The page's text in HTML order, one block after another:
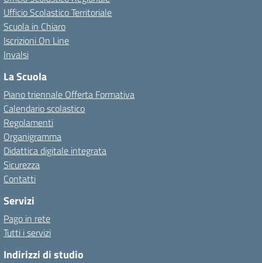
Ufficio Scolastico Territoriale
Scuola in Chiaro
Iscrizioni On Line
Invalsi
La Scuola
Piano triennale Offerta Formativa
Calendario scolastico
Regolamenti
Organigramma
Didattica digitale integrata
Sicurezza
Contatti
Servizi
Pago in rete
Tutti i servizi
Indirizzi di studio